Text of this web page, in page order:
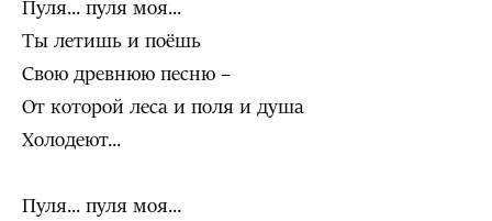
Пуля... пуля моя...
Ты летишь и поёшь
Свою древнюю песню –
От которой леса и поля и душа
Холодеют...
Пуля... пуля моя...